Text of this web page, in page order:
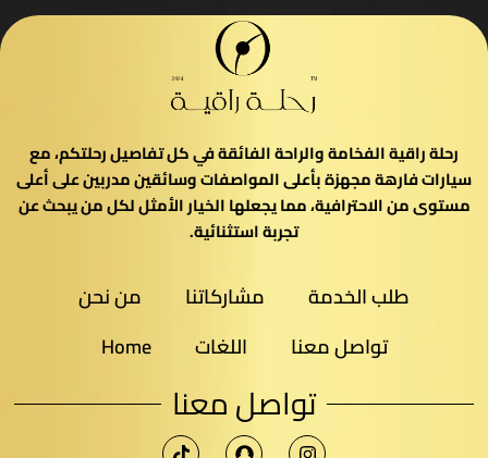
رحلة راقية الفخامة والراحة الفائقة في كل تفاصيل رحلتكم، مع
سيارات فارهة مجهزة بأعلى المواصفات وسائقين مدربين على أعلى
مستوى من الاحترافية، مما يجعلها الخيار الأمثل لكل من يبحث عن
تجربة استثنائية.
طلب الخدمة مشاركاتنا
من نحن
تواصل معنا
اللغات Home
تواصل معنا​